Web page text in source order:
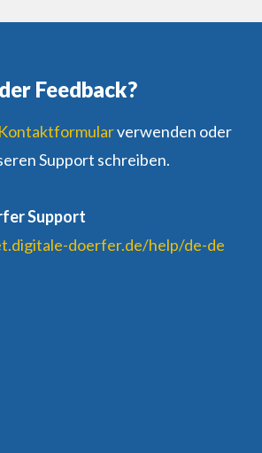
Feedback?
Kontaktformularverwenden oder
Support schreiben.
Support
doerfer.de/help/de-de